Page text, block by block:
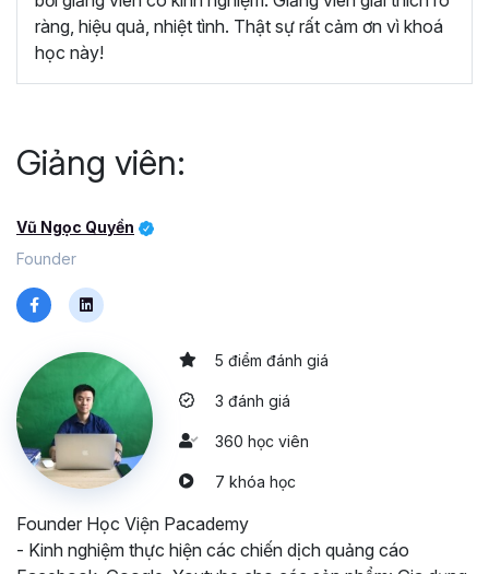
ràng, hiệu quả, nhiệt tình. Thật sự rất cảm ơn vì khoá
học này!
Giảng viên:
Vũ Ngọc Quyền
Founder
5 điểm đánh giá
3 đánh giá
360 học viên
7 khóa học
Founder Học Viện Pacademy
- Kinh nghiệm thực hiện các chiến dịch quảng cáo